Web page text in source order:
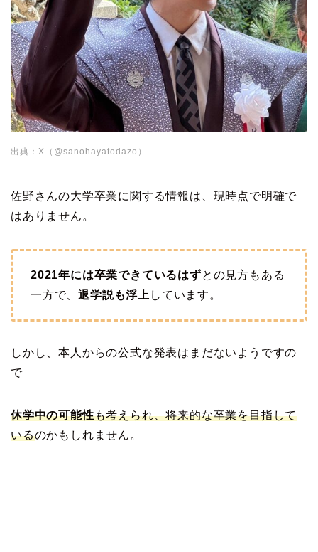
出典：X（@sanohayatodazo）
佐野さんの大学卒業に関する情報は、現時点で明確で
はありません。
2021年には卒業できているはずとの見方もある
一方で、退学説も浮上 しています。
しかし、本人からの公式な発表はまだないようですの
で
休学中の可能性も考えられ、将来的な卒業を目指して
いるのかもしれません。